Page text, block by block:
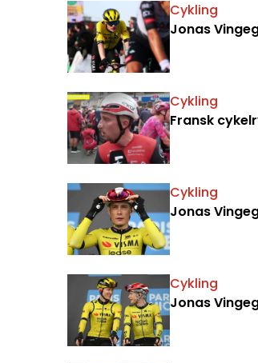
Cykling
Jonas
Cykling
Fransk
Cykling
Jonas
Cykling
Jonas